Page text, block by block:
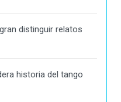
distinguir relatos
historia del tango